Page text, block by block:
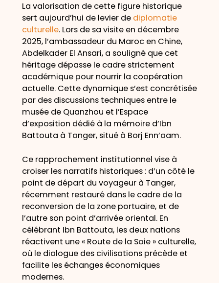
La valorisation de cette figure historique
sert aujourd’hui de levier dediplomatie
culturelle. Lors de sa visite en décembre
2025, l’ambassadeur du Maroc en Chine,
Abdelkader El Ansari, a souligné que cet
héritage dépasse le cadre strictement
académique pour nourrir la coopération
actuelle. Cette dynamique s’est concrétisée
par des discussions techniques entre le
musée de Quanzhou et l’Espace
d’exposition dédié à la mémoire d’Ibn
Battouta à Tanger, situé à Borj Enn’aam.
Ce rapprochement institutionnel vise à
croiser les narratifs historiques : d’un côté le
point de départ du voyageur à Tanger,
récemment restauré dans le cadre de la
reconversion de la zone portuaire, et de
l’autre son point d’arrivée oriental. En
célébrant Ibn Battouta, les deux nations
réactivent une « Route de la Soie » culturelle,
où le dialogue des civilisations précède et
facilite les échanges économiques
modernes.